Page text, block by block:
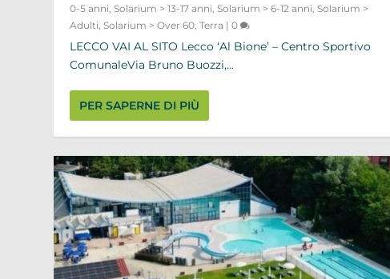
0-5 anni,Solarium > 13-17 anni,Solarium > 6-12 anni,Solarium >
Adulti,Solarium > Over 60,Terra |0
LECCO VAI AL SITO Lecco ‘Al Bione’ – Centro Sportivo
ComunaleVia Bruno Buozzi,...
PER SAPERNE DI PIÙ